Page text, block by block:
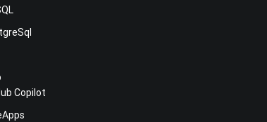
Copilot